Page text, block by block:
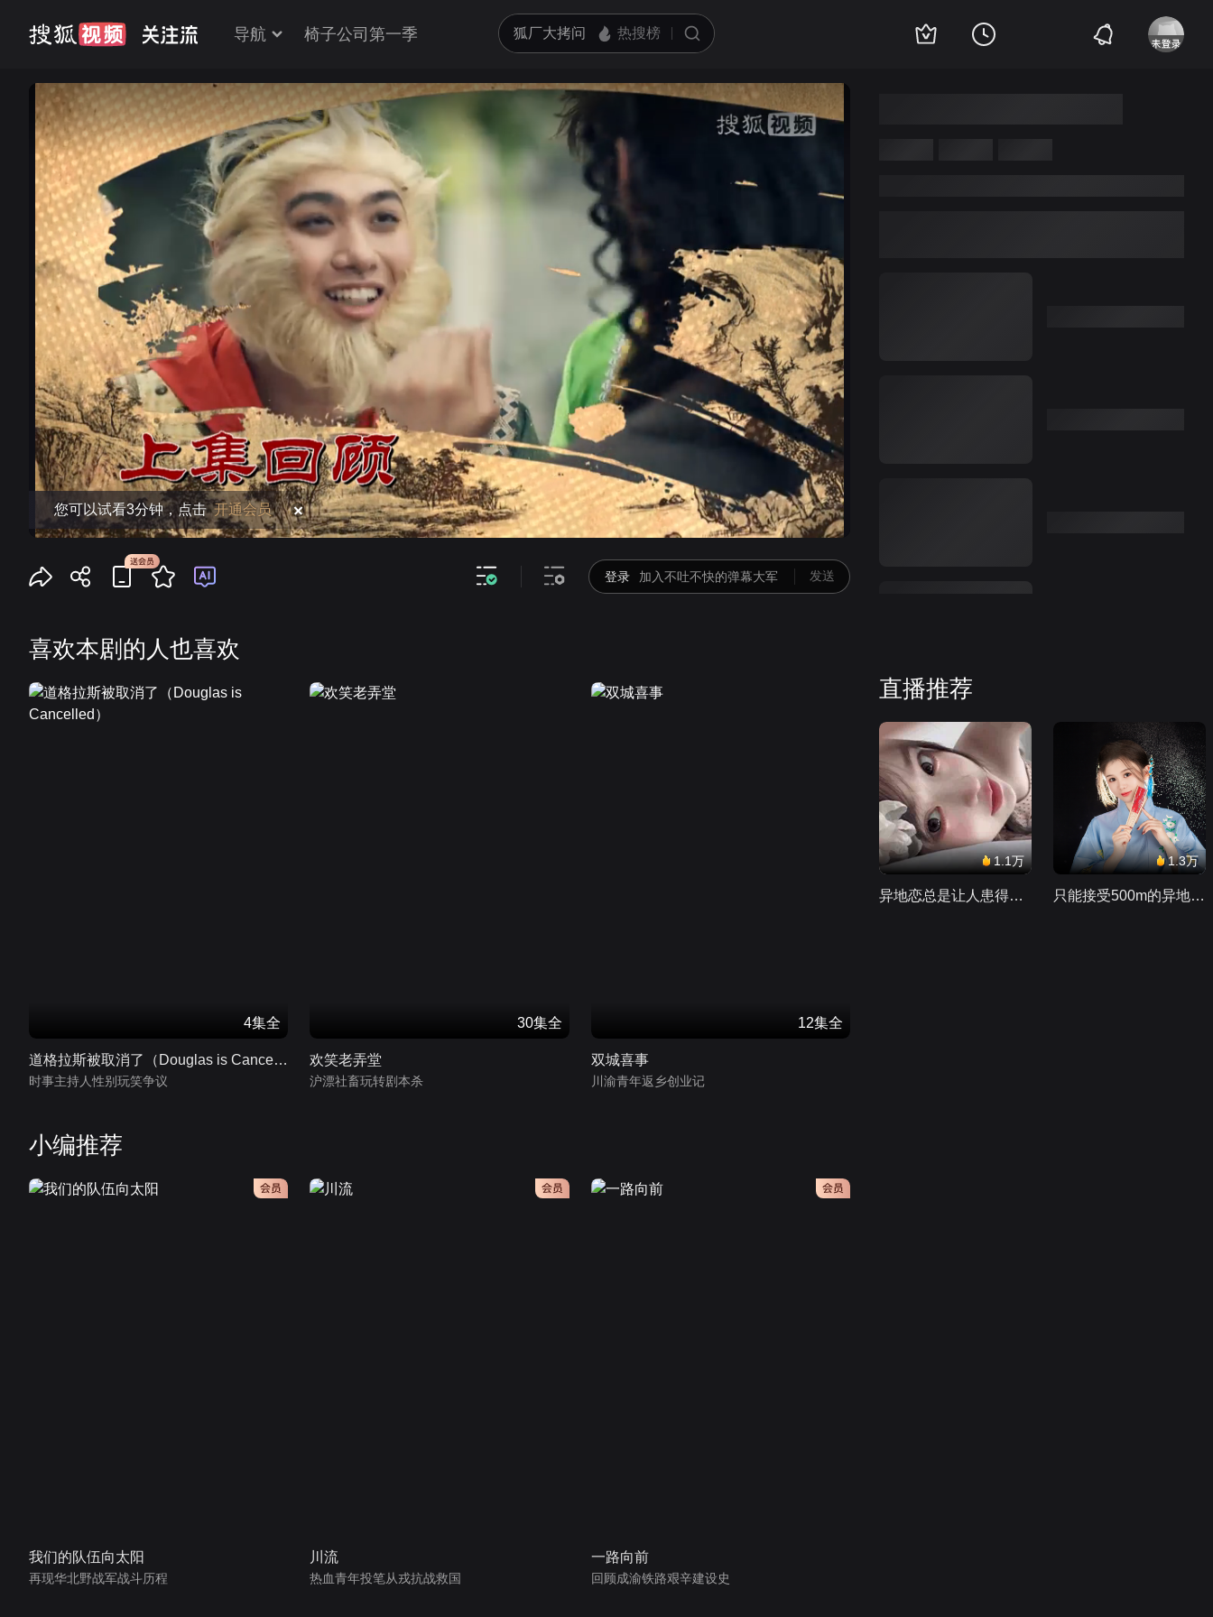
导航 椅子公司第一季
您可以试看3分钟，点击 开通会员 高清 倍速
循环播放
跳过片头片尾
画面色彩调整
亮度 标准
饱和度 100
对比度 100
登录 加入不吐不快的弹幕大军 发送
喜欢本剧的人也喜欢
4集全
道格拉斯被取消了（Douglas is Cancelled）
时事主持人性别玩笑争议
30集全
欢笑老弄堂
沪漂社畜玩转剧本杀
12集全
双城喜事
川渝青年返乡创业记
小编推荐
会员
我们的队伍向太阳
再现华北野战军战斗历程
川流
热血青年投笔从戎抗战救国
会员
一路向前
回顾成渝铁路艰辛建设史
直播推荐
1.1万
异地恋总是让人患得患失。。。
1.3万
只能接受500m的异地恋，电动车没电了......